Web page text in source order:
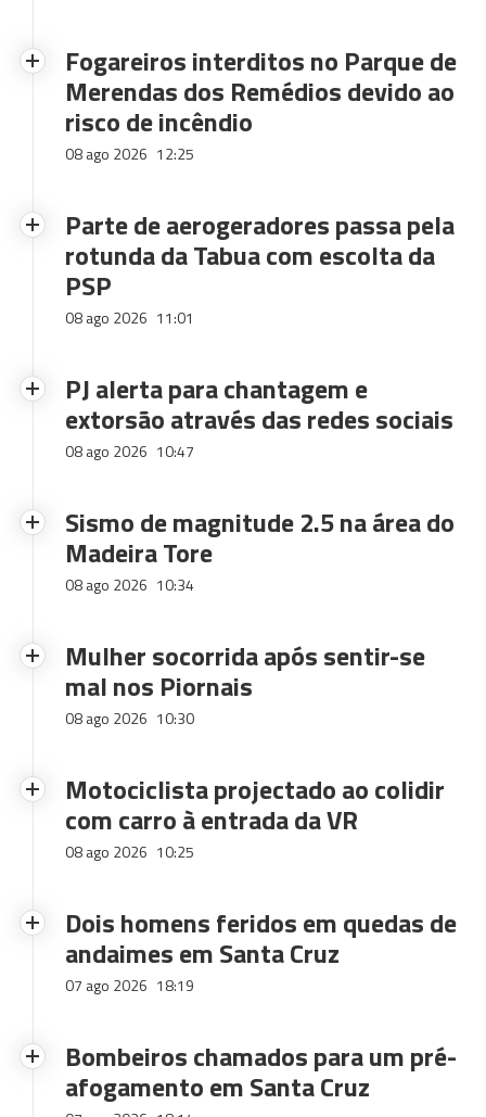
Fogareiros interditos no Parque de
Merendas dos Remédios devido ao
risco de incêndio
08 ago 2026 12:25
Parte de aerogeradores passa pela
rotunda da Tabua com escolta da
PSP
08 ago 2026 11:01
PJ alerta para chantagem e
extorsão através das redes sociais
08 ago 2026 10:47
Sismo de magnitude 2.5 na área do
Madeira Tore
08 ago 2026 10:34
Mulher socorrida após sentir-se
mal nos Piornais
08 ago 2026 10:30
Motociclista projectado ao colidir
com carro à entrada da VR
08 ago 2026 10:25
Dois homens feridos em quedas de
andaimes em Santa Cruz
07 ago 2026 18:19
Bombeiros chamados para um pré-
afogamento em Santa Cruz